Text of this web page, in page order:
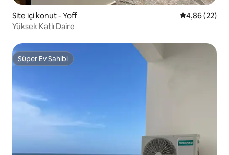
Site içi konut - Yoff 5 üzerinden
4,86 (22)
Yüksek Katlı Daire
Süper Ev Sahibi
Süper Ev Sahibi